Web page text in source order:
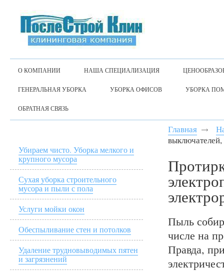
О КОМПАНИИ НАША СПЕЦИАЛИЗАЦИЯ
ГЕНЕРАЛЬНАЯ УБОРКА УБОРКА ОФИСОВ УБОРКА
ОБРАТНАЯ СВЯЗЬ
Убираем чисто. Уборка мелкого и
крупного мусора
Сухая уборка строительного
мусора и пыли с пола
Услуги мойки окон
Обеспыливание стен и потолков
Удаление трудновыводимых пятен
и загрязнений
Главная
выключателей,
Пыль
числе на
Правда,